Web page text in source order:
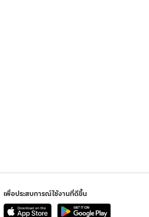
เพื่อประสบการณ์ใช้งานที่ดีขึ้น